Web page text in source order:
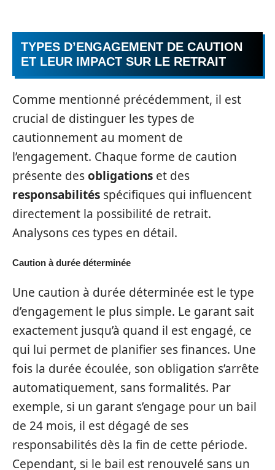
TYPES D’ENGAGEMENT DE CAUTION
ET LEUR IMPACT SUR LE RETRAIT
Comme mentionné précédemment, il est
crucial de distinguer les types de
cautionnement au moment de
l’engagement. Chaque forme de caution
présente desobligations et des
responsabilités spécifiques qui influencent
directement la possibilité de retrait.
Analysons ces types en détail.
Caution à durée déterminée
Une caution à durée déterminée est le type
d’engagement le plus simple. Le garant sait
exactement jusqu’à quand il est engagé, ce
qui lui permet de planifier ses finances. Une
fois la durée écoulée, son obligation s’arrête
automatiquement, sans formalités. Par
exemple, si un garant s’engage pour un bail
de 24 mois, il est dégagé de ses
responsabilités dès la fin de cette période.
Cependant, si le bail est renouvelé sans un